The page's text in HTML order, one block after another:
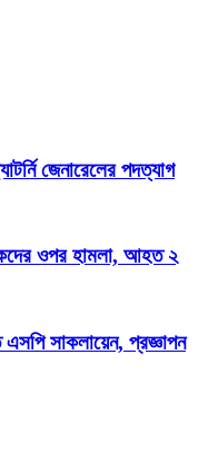
জেনারেলের পদত্যাগ
ওপর হামলা, আহত ২
এসপি সাকলায়েন, প্রজ্ঞাপন